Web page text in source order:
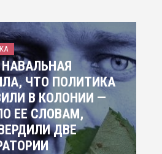
ЧТО ПОЛИТИКА
В КОЛОНИИ —
ЕЕ СЛОВАМ,
ДВЕ